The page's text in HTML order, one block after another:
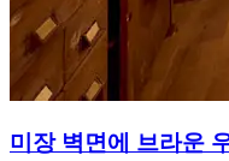
미장 벽면에 브라운